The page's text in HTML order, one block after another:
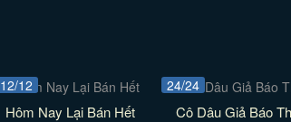
12/12
Hôm Nay Lại Bán Hết
24/24
Cô Dâu Giả Báo